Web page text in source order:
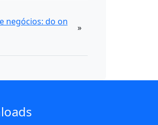
negócios: do on
»